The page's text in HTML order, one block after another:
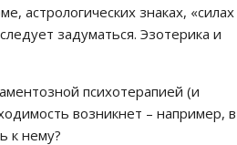
астрологических знаках, «силах
задуматься. Эзотерика и
психотерапией (и
возникнет – например, в
к нему?